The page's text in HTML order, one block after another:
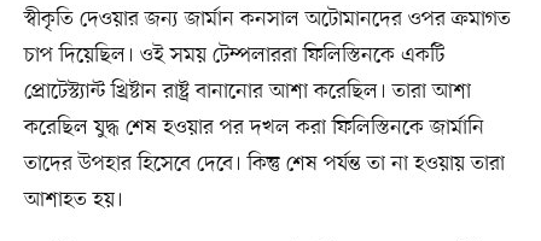
স্বীকৃতি দেওয়ার জন্য জার্মান কনসাল অটোমানদের ওপর ক্রমাগত
চাপ দিয়েছিল। ওই সময় টেম্পলাররা ফিলিস্তিনকে একটি
প্রোটেস্ট্যান্ট খ্রিষ্টান রাষ্ট্র বানানোর আশা করেছিল। তারা আশা
করেছিল যুদ্ধ শেষ হওয়ার পর দখল করা ফিলিস্তিনকে জার্মানি
তাদের উপহার হিসেবে দেবে। কিন্তু শেষ পর্যন্ত তা না হওয়ায় তারা
আশাহত হয়।